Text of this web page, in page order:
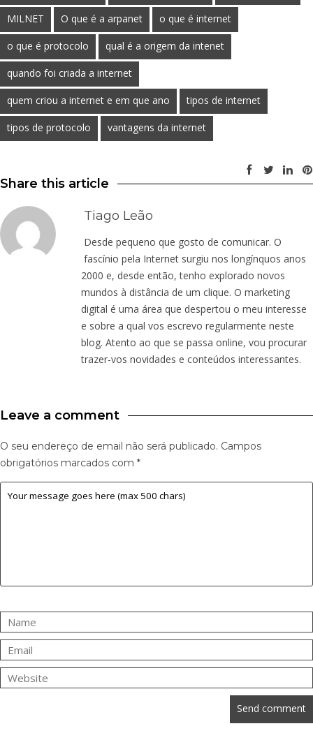
MILNET O que é a arpanet o que é internet
o que é protocolo qual é a origem da intenet
quando foi criada a internet
quem criou a internet e em que ano tipos de internet
tipos de protocolo vantagens da internet
Share this article
Tiago Leão
Desde pequeno que gosto de comunicar. O
fascínio pela Internet surgiu nos longínquos anos
2000 e, desde então, tenho explorado novos
mundos à distância de um clique. O marketing
digital é uma área que despertou o meu interesse
e sobre a qual vos escrevo regularmente neste
blog. Atento ao que se passa online, vou procurar
trazer-vos novidades e conteúdos interessantes.
Leave a comment
O seu endereço de email não será publicado. Campos
obrigatórios marcados com *